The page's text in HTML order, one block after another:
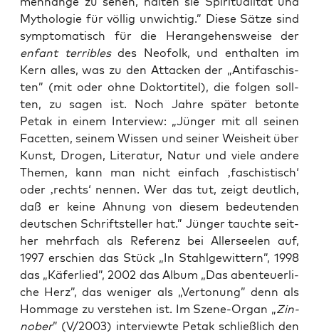
Mytho­lo­gie für völ­lig unwich­tig.” Die­se Sät­ze sind
sym­pto­ma­tisch für die Her­an­ge­hens­wei­se der
enfant ter­ri­blesdes Neo­folk, und ent­hal­ten im
Kern alles, was zu den Atta­cken der „Anti­fa­schis­
ten” (mit oder ohne Dok­tor­ti­tel), die fol­gen soll­
ten, zu sagen ist. Noch Jah­re spä­ter beton­te
Petak in einem Inter­view: „Jün­ger mit all sei­nen
Facet­ten, sei­nem Wis­sen und sei­ner Weis­heit über
Kunst, Dro­gen, Lite­ra­tur, Natur und vie­le ande­re
The­men, kann man nicht ein­fach ‚faschis­tisch‘
oder ‚rechts‘ nen­nen. Wer das tut, zeigt deut­lich,
daß er kei­ne Ahnung von die­sem bedeu­ten­den
deut­schen Schrift­stel­ler hat.” Jün­ger tauch­te seit­
her mehr­fach als Refe­renz bei Aller­see­len auf,
1997 erschien das Stück „In Stahl­ge­wit­tern”, 1998
das „Käfer­lied”, 2002 das Album „Das aben­teu­er­li­
che Herz”, das weni­ger als „Ver­to­nung” denn als
Hom­mage zu ver­ste­hen ist. Im Sze­ne-Organ „Zin­
no­ber” (V/2003) inter­view­te Petak schließ­lich den